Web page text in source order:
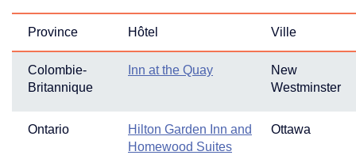
Province Hôtel Ville
Colombie-
Britannique
Inn at the Quay
New
Westminster
Ontario
Hilton Garden Inn and
Homewood Suites
Ottawa